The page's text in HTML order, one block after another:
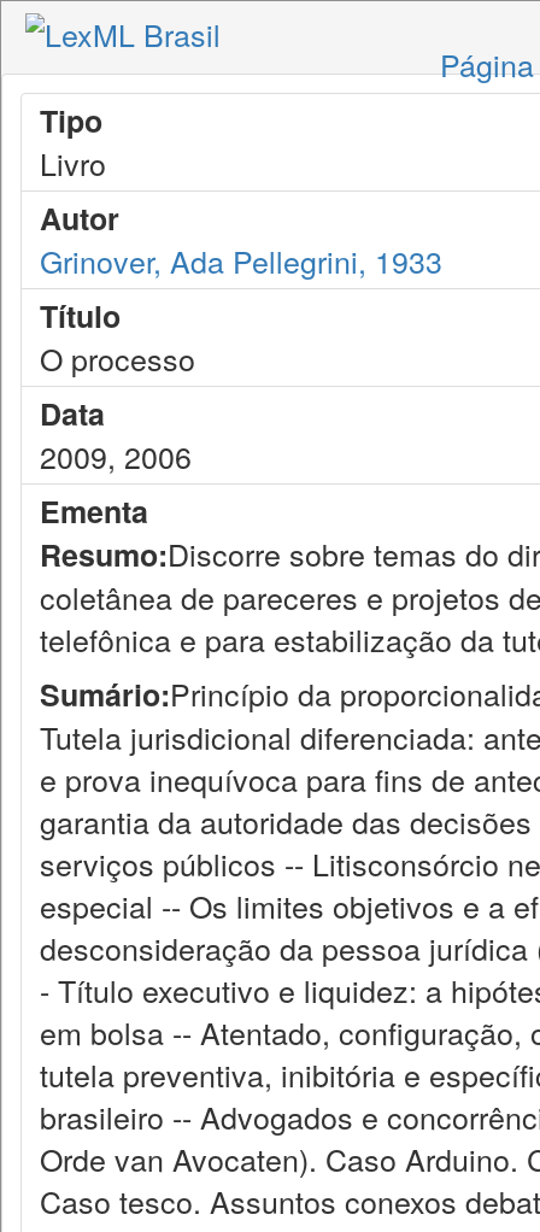
Tipo
Livro
Autor
Grinover, Ada Pellegrini, 1933
Título
O processo
Data
2009, 2006
Ementa
Resumo:Discorre sobre temas do
coletânea de pareceres e projetos
telefônica e para estabilização da
Sumário:Princípio da
Tutela jurisdicional diferenciada:
e prova inequívoca para fins de
garantia da autoridade das
serviços públicos -- Litisconsórcio
especial -- Os limites objetivos e a
desconsideração da pessoa
- Título executivo e liquidez: a
em bolsa -- Atentado,
tutela preventiva, inibitória e
brasileiro -- Advogados e
Orde van Avocaten). Caso Arduino.
Caso tesco. Assuntos conexos